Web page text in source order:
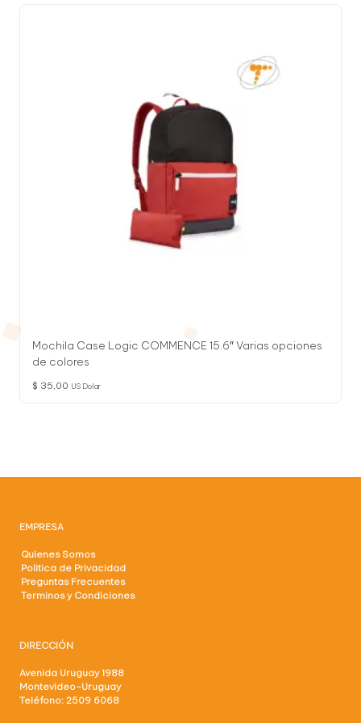
Mochila Case Logic COMMENCE 15.6″ Varias opciones
de colores
$ 35,00 US Dolar
EMPRESA
Quienes Somos
Politica de Privacidad
Preguntas Frecuentes
Terminos y Condiciones
DIRECCIÓN
Avenida Uruguay 1988
Montevideo-Uruguay
Teléfono: 2509 6068